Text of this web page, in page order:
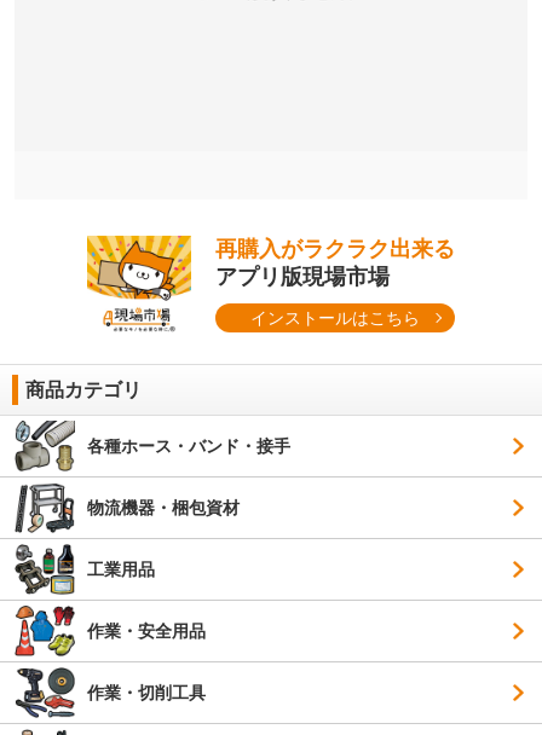
再購入がラクラク出来る
アプリ版現場市場
インストールはこちら
商品カテゴリ
各種ホース・バンド・接手
物流機器・梱包資材
工業用品
作業・安全用品
作業・切削工具